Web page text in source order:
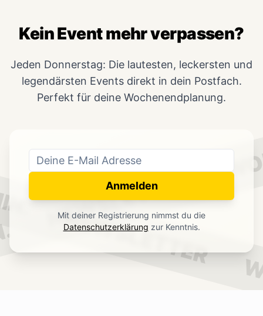
NEWSLETTER
NEWSLETTER
Kein Event mehr verpassen?
Jeden Donnerstag: Die lautesten, leckersten und
legendärsten Events direkt in dein Postfach.
Perfekt für deine Wochenendplanung.
Anmelden
Mit deiner Registrierung nimmst du die
Datenschutzerklärung zur Kenntnis.